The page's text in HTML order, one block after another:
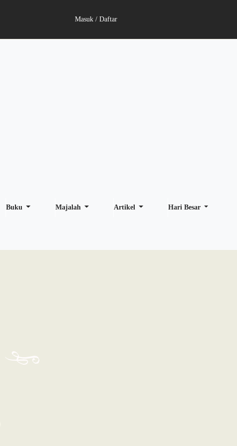
Masuk / Daftar
Buku Majalah Artikel Hari Besar